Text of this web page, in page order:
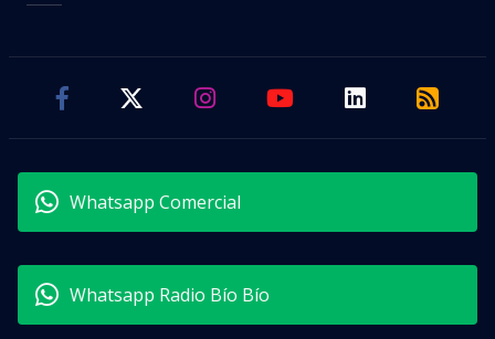
Whatsapp Comercial
Whatsapp Radio Bío Bío